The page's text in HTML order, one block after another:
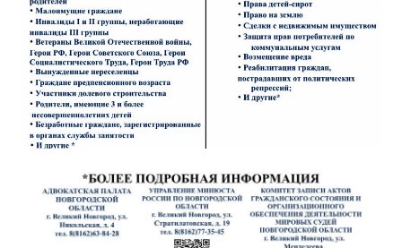
СВЕДЕНИЯ ОБ ОБРАЗОВАТЕЛЬНОЙ ОРГАНИЗАЦИИ
Основные сведения
Структура и органы управления образовательной
организацией
Документы
Образовательные стандарты и требования
Руководство
Педагогический состав